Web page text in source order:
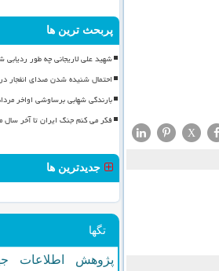
X
پربحث ترین ها
شهید علی لاریجانی چه طور ردیابی
احتمال شنیده شدن صدای انفجار
بارندگی شهابی برساوشی اواخر
فکر می کنم جنگ ایران تا آخر سال
جدیدترین ها
تگها
پژوهش اطلاعات